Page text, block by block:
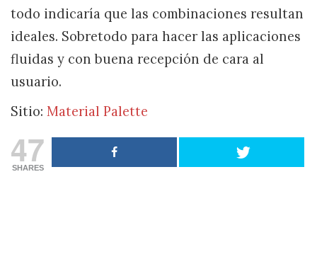
todo indicaría que las combinaciones resultan
ideales. Sobretodo para hacer las aplicaciones
fluidas y con buena recepción de cara al
usuario.
Sitio: Material Palette
47
SHARES